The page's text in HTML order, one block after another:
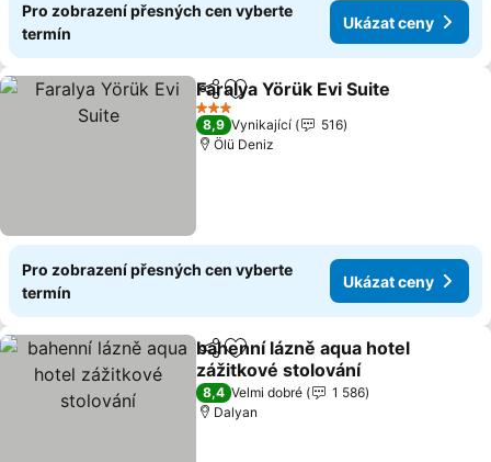
Pro zobrazení přesných cen vyberte
termín
Ukázat ceny
SdíletPřidat na seznam oblíbených
Faralya Yörük Evi Suite
3 Počet hvězdiček
8,9 Vynikající
516
Ölü Deniz
Pro zobrazení přesných cen vyberte
termín
Ukázat ceny
SdíletPřidat na seznam oblíbených
bahenní lázně aqua hotel
zážitkové stolování
8,4 Velmi dobré
1 586
Dalyan